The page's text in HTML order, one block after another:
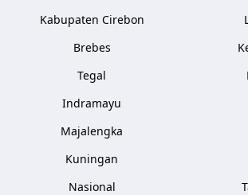
Kabupaten Cirebon
Brebes
Tegal
Indramayu
Majalengka
Kuningan
Nasional